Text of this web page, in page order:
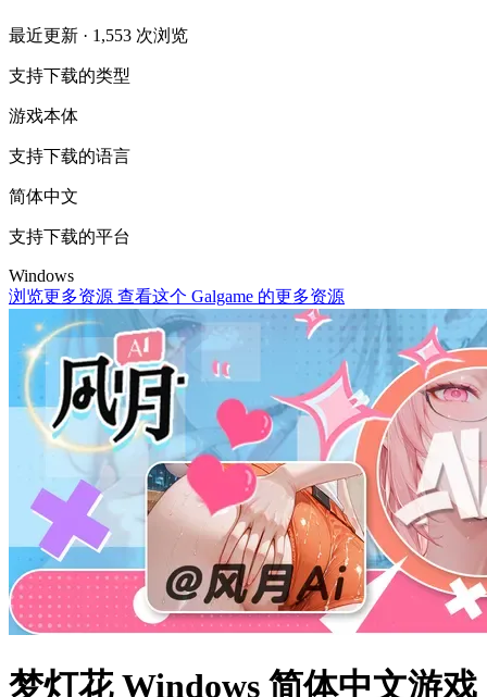
最近更新 · 1,553 次浏览
支持下载的类型
游戏本体
支持下载的语言
简体中文
支持下载的平台
Windows
浏览更多资源 查看这个 Galgame 的更多资源
梦灯花 Windows 简体中文游戏